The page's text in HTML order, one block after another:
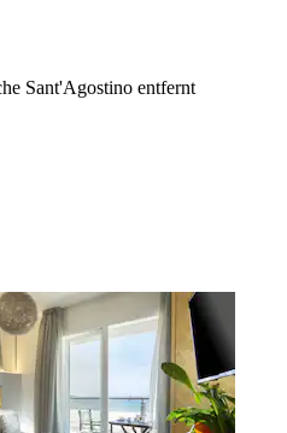
Sant'Agostino entfernt